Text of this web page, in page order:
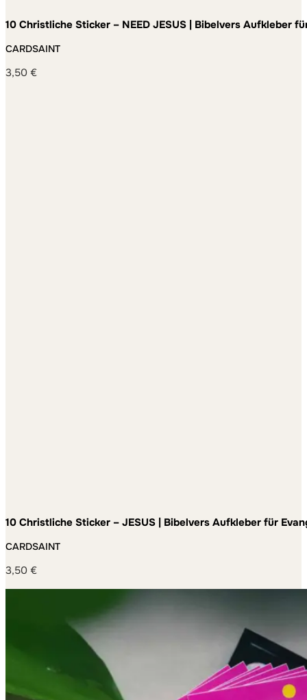
10 Christliche Sticker – NEED JESUS | Bibelvers Aufkleber
CARDSAINT
3,50 €
10 Christliche Sticker – JESUS | Bibelvers Aufkleber für
CARDSAINT
3,50 €